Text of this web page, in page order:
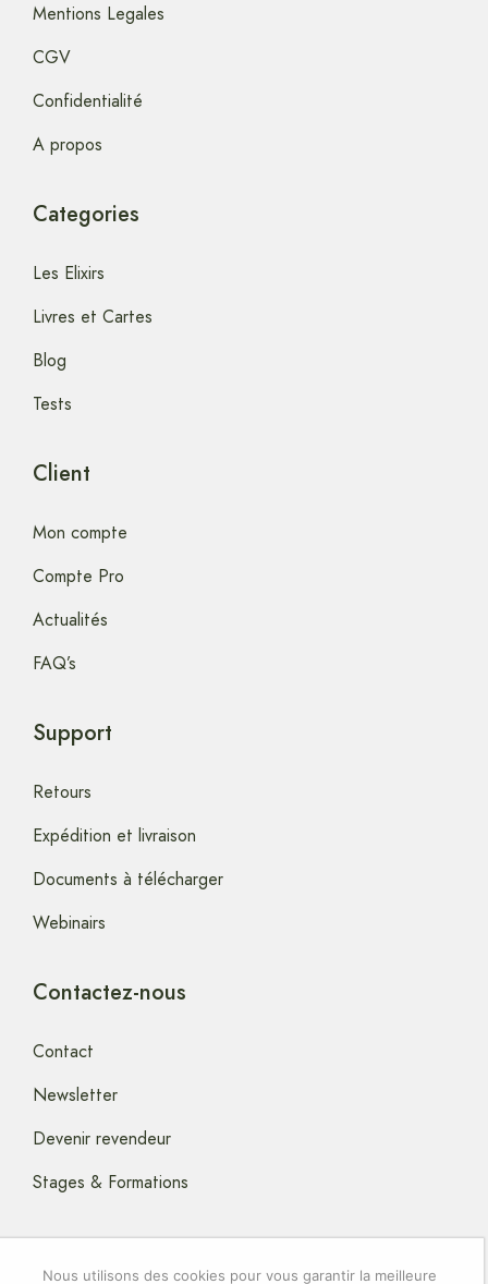
Mentions Legales
CGV
Confidentialité
A propos
Categories
Les Elixirs
Livres et Cartes
Blog
Tests
Client
Mon compte
Compte Pro
Actualités
FAQ’s
Support
Retours
Expédition et livraison
Documents à télécharger
Webinairs
Contactez-nous
Contact
Newsletter
Devenir revendeur
Stages & Formations
Nous utilisons des cookies pour vous garantir la meilleure